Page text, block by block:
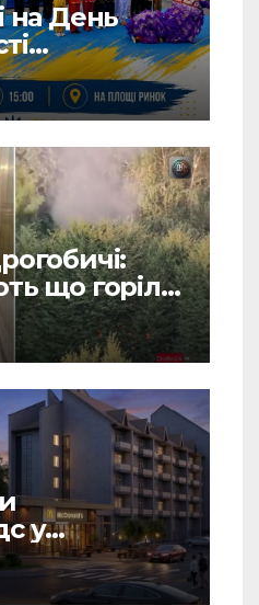
на День
спортивні
що горіло
у